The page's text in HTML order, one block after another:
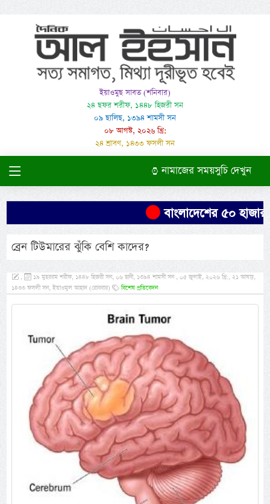
ইয়াওমুছ সাবত (শনিবার)
২৪ ছফর শরীফ, ১৪৪৮ হিজরী সন
০৯ ছালিছ, ১৩৯৪ শামসী সন
০৮ আগস্ট, ২০২৬ খ্রি:
২৪ শ্রাবণ, ১৪৩৩ ফসলী সন
নামাজের সময়সুচি দেখুন
বাংলাদেশের ৫০ হাজার
ব্রেন টিউমারের ঝুঁকি বেশি কাদের?
,
১৯ মুহররম শরীফ, ১৪৪৮ হিজরী সন, ০৬ ছানী, ১৩৯৪ শামসী সন , ০৫ জুলাই, ২০২৬ খ্রি:, ২১ আষাঢ়,
১৪৩৩ ফসলী সন, ইয়াওমুল আহাদ (রোববার)
বিশেষ প্রতিবেদন